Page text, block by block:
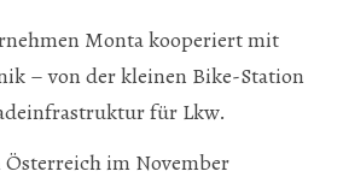
Monta kooperiert mit
– von der kleinen Bike-Station
für Lkw.
im November